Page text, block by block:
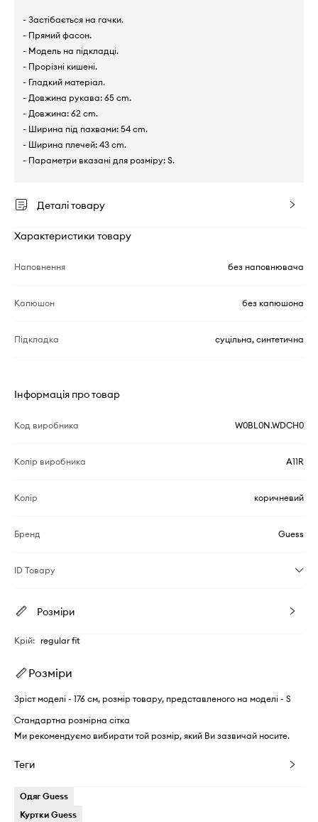
- Застібається на гачки.
- Прямий фасон.
- Модель на підкладці.
- Прорізні кишені.
- Гладкий матеріал.
- Довжина рукава: 65 cm.
- Довжина: 62 cm.
- Ширина під пахвами: 54 cm.
- Ширина плечей: 43 cm.
- Параметри вказані для розміру: S.
Деталі товару
Характеристики товару
Наповнення без наповнювача
Капюшон без капюшона
Підкладка суцільна, синтетична
Інформація про товар
Код виробника W0BL0N.WDCH0
Колір виробника A11R
Колір коричневий
Бренд Guess
ID Товару
Розміри
Крій: regular fit
Розміри
Зріст моделі - 176 см, розмір товару, представленого на моделі - S
Стандартна розмірна сітка
Ми рекомендуємо вибирати той розмір, який Ви зазвичай носите.
Теги
Одяг Guess
Куртки Guess